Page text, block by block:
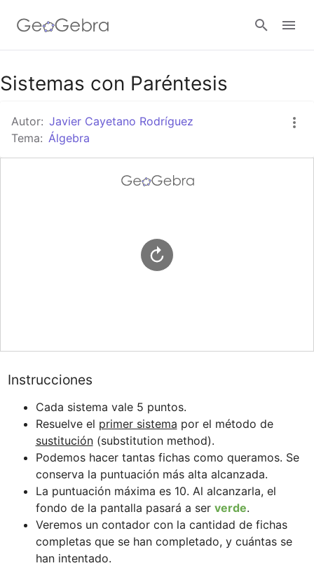
GeoGebra Classroom
Abrir sesión
Sistemas con Paréntesis
Autor: Javier Cayetano Rodríguez
Tema: Álgebra
Instrucciones
Cada sistema vale 5 puntos.
Resuelve el primer sistema
por el método de
sustitución (substitution method).
Podemos hacer tantas fichas como queramos. Se
conserva la puntuación más alta alcanzada.
La puntuación máxima es 10. Al alcanzarla, el
fondo de la pantalla pasará a ser verde.
Veremos un contador con la cantidad de fichas
completas que se han completado, y cuántas se